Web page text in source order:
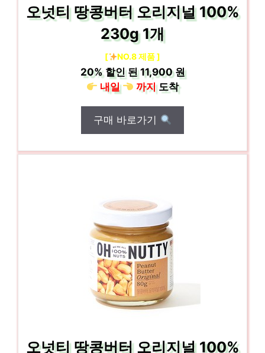
오넛티 땅콩버터 오리지널 100%
230g 1개
[ NO.8 제품 ]
20%할인 된11,900 원
내일
까지도착
구매 바로가기
오넛티 땅콩버터 오리지널 100%